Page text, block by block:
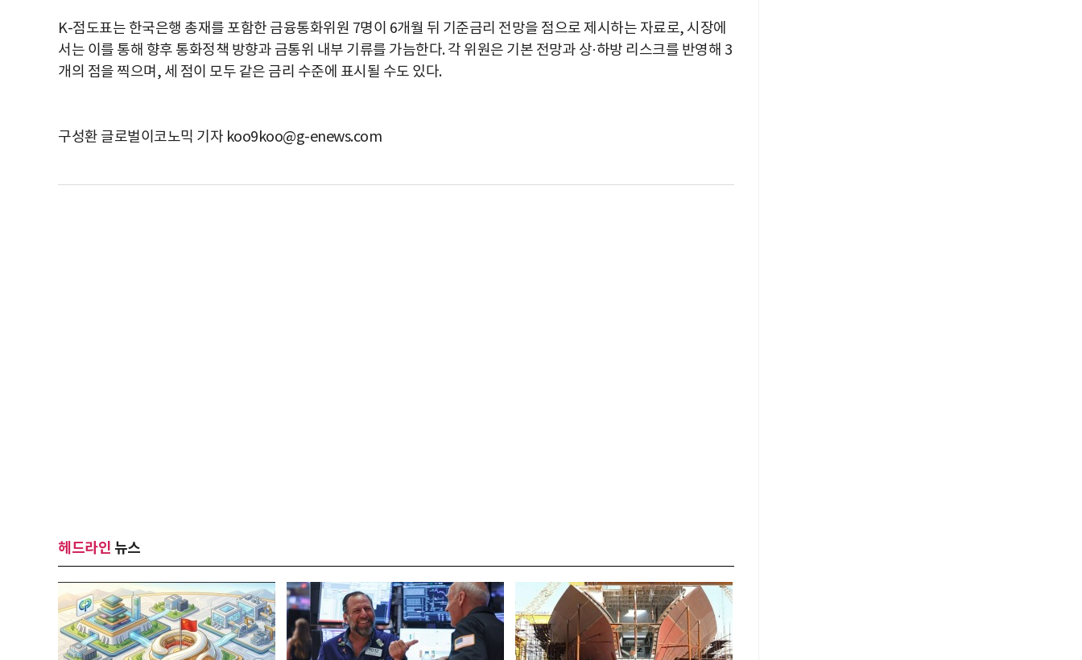
K-점도표는 한국은행 총재를 포함한 금융통화위원 7명이 6개월 뒤 기준금리 전망을 점으로 제시하는 자료로, 시장에
서는 이를 통해 향후 통화정책 방향과 금통위 내부 기류를 가늠한다. 각 위원은 기본 전망과 상·하방 리스크를 반영해 3
개의 점을 찍으며, 세 점이 모두 같은 금리 수준에 표시될 수도 있다.
구성환 글로벌이코노믹 기자 koo9koo@g-enews.com
헤드라인 뉴스